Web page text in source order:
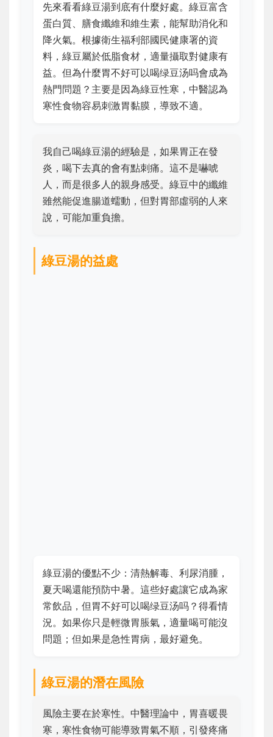
先來看看綠豆湯到底有什麼好處。綠豆富含
蛋白質、膳食纖維和維生素，能幫助消化和
降火氣。根據衛生福利部國民健康署的資
料，綠豆屬於低脂食材，適量攝取對健康有
益。但為什麼胃不好可以喝绿豆汤吗會成為
熱門問題？主要是因為綠豆性寒，中醫認為
寒性食物容易刺激胃黏膜，導致不適。
我自己喝綠豆湯的經驗是，如果胃正在發
炎，喝下去真的會有點刺痛。這不是嚇唬
人，而是很多人的親身感受。綠豆中的纖維
雖然能促進腸道蠕動，但對胃部虛弱的人來
說，可能加重負擔。
綠豆湯的益處
綠豆湯的優點不少：清熱解毒、利尿消腫，
夏天喝還能預防中暑。這些好處讓它成為家
常飲品，但胃不好可以喝绿豆汤吗？得看情
況。如果你只是輕微胃脹氣，適量喝可能沒
問題；但如果是急性胃病，最好避免。
綠豆湯的潛在風險
風險主要在於寒性。中醫理論中，胃喜暖畏
寒，寒性食物可能導致胃氣不順，引發疼痛